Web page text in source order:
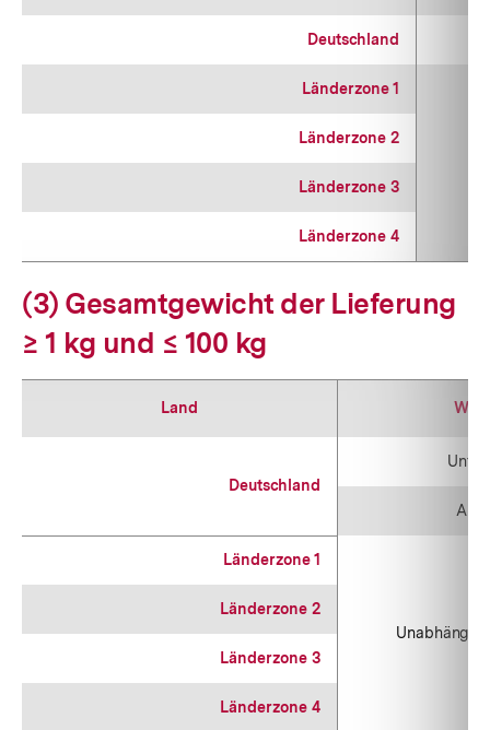
Deutschland
Länderzone 1
Länderzone 2
Länderzone 3
Länderzone 4
(3) Gesamtgewicht der Lieferung
≥ 1 kg und ≤ 100 kg
Land
Deutschland
Unter
Ab
Länderzone 1
Unabhängig
Länderzone 2
Länderzone 3
Länderzone 4